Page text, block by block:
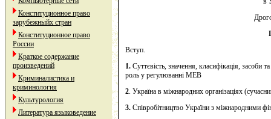
Конституционное право
зарубежныйх стран
Конституционное право
России
Краткое содержание
произведений
Криминалистика и
криминология
Культурология
Литература языковедение
Вступ.
1. Суттєвість, значення, класифікація, засоби
роль у регулюванні МЕВ
2. Україна в міжнародних організаціях
3. Співробітництво України з міжнародними